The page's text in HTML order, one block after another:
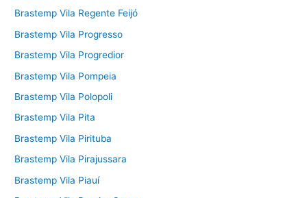
Brastemp Vila Regente Feijó
Brastemp Vila Progresso
Brastemp Vila Progredior
Brastemp Vila Pompeia
Brastemp Vila Polopoli
Brastemp Vila Pita
Brastemp Vila Pirituba
Brastemp Vila Pirajussara
Brastemp Vila Piauí